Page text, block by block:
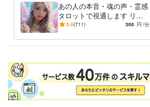
あなたがこのページを開いたのは
偶然ではなく、魂が導いた必然の出会い。
運命は、時にささやくように
迷いや戸惑いがあっても
あなたの内なる光を見失わないでください。
私は、霊感とタロットの力を通じて、
あなたに必要なメッセージをお届けいたします
あの人の本音・魂の声・霊感
タロットで視通します リピ
ーター続出♡悩める恋愛・人
5.0(711) 300 円 /分